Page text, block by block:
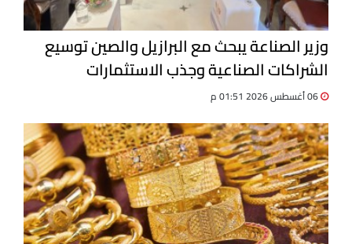
وزير الصناعة يبحث مع البرازيل والصين توسيع
الشراكات الصناعية وجذب الاستثمارات